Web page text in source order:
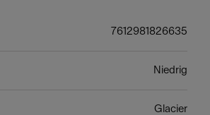
7612981826635
Niedrig
Glacier